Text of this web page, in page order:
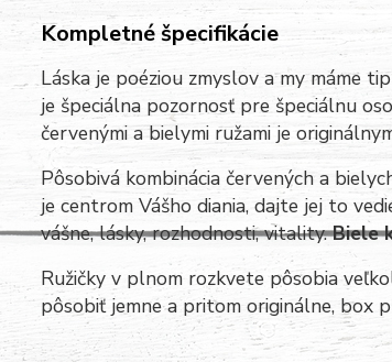
Kompletné špecifikácie
Láska je poéziou zmyslov a my máme
je špeciálna pozornosť pre špeciálnu
červenými a bielymi ružami je
Pôsobivá kombinácia červených a
je centrom Vášho diania, dajte jej to
vášne, lásky, rozhodnosti, vitality.Biele
Ružičky v plnom rozkvete pôsobia
pôsobiť jemne a pritom originálne, box